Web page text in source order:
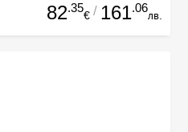
82.35
€ / 161.06
лв.